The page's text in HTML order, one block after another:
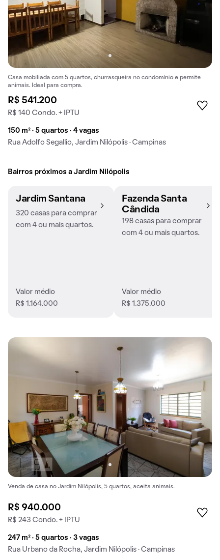
Casa mobiliada com 5 quartos, churrasqueira no condomínio e permite
animais. Ideal para compra.
R$ 541.200
R$ 140 Condo. + IPTU
150 m² · 5 quartos · 4 vagas
Rua Adolfo Segallio, Jardim Nilópolis · Campinas
Bairros próximos a Jardim Nilópolis
Jardim Santana
320 casas para comprar
com 4 ou mais quartos.
Valor médio
R$ 1.164.000
Fazenda Santa
Cândida
198 casas para comprar
com 4 ou mais quartos.
Valor médio
R$ 1.375.000
Venda de casa no Jardim Nilópolis, 5 quartos, aceita animais.
R$ 940.000
R$ 243 Condo. + IPTU
247 m² · 5 quartos · 3 vagas
Rua Urbano da Rocha, Jardim Nilópolis · Campinas